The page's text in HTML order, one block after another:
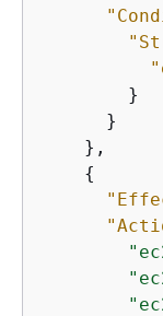
        }
      }
    },
{